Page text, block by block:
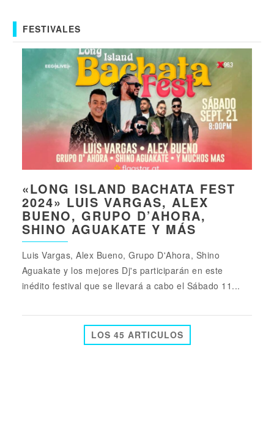
FESTIVALES
«LONG ISLAND BACHATA FEST
2024» LUIS VARGAS, ALEX
BUENO, GRUPO D’AHORA,
SHINO AGUAKATE Y MÁS
Luis Vargas, Alex Bueno, Grupo D'Ahora, Shino
Aguakate y los mejores Dj's participarán en este
inédito festival que se llevará a cabo el Sábado 11...
LOS 45 ARTICULOS